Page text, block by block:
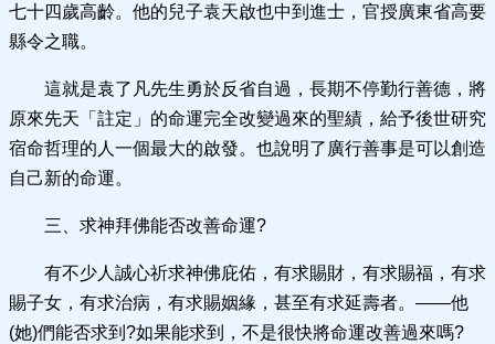
七十四歲高齡。他的兒子袁天啟也中到進士，官授廣東省高要
縣令之職。
這就是袁了凡先生勇於反省自過，長期不停勤行善德，將
原來先天「註定」的命運完全改變過來的聖績，給予後世研究
宿命哲理的人一個最大的啟發。也說明了廣行善事是可以創造
自己新的命運。
三、求神拜佛能否改善命運?
有不少人誠心祈求神佛庇佑，有求賜財，有求賜福，有求
賜子女，有求治病，有求賜姻緣，甚至有求延壽者。——他
(她)們能否求到?如果能求到，不是很快將命運改善過來嗎?